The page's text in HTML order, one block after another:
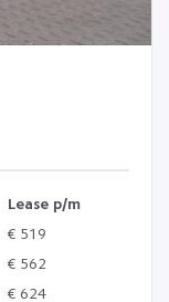
Lease p/m
€ 519
€ 562
€ 624